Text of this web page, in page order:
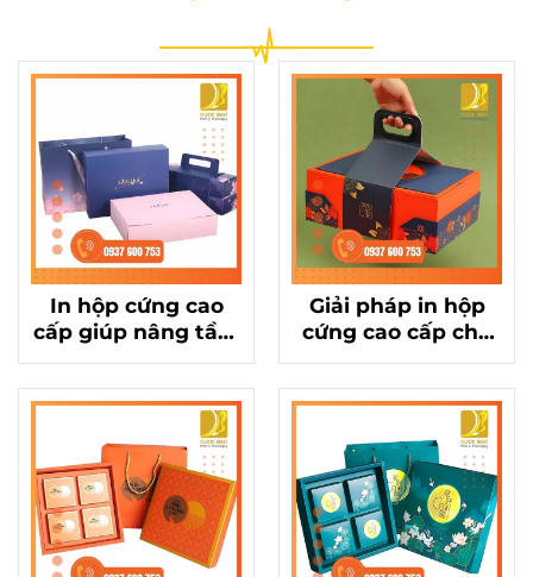
In hộp cứng cao
cấp giúp nâng tầm
thương hiệu hộp
bánh Trung Thu 4
bánh
Giải pháp in hộp
cứng cao cấp cho
hộp bánh Trung
Thu 4 bánh ấn
tượng